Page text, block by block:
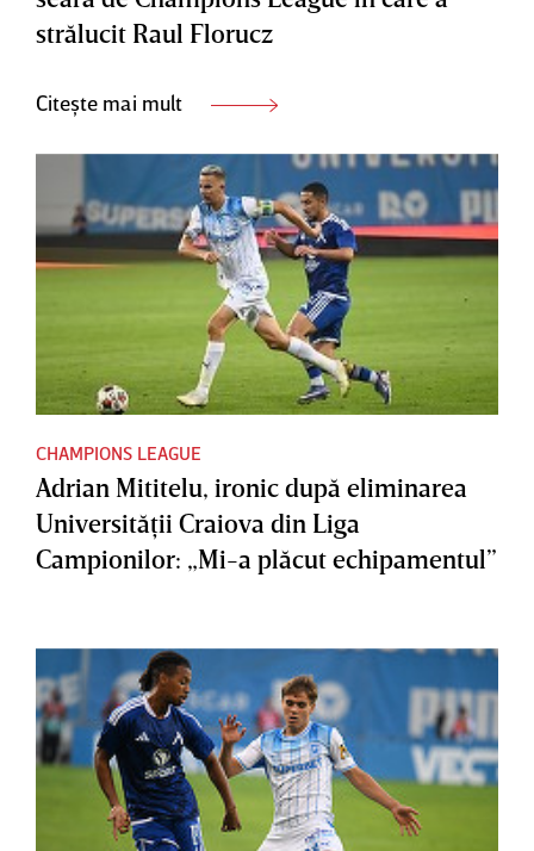
strălucit Raul Florucz
Citește mai mult
CHAMPIONS LEAGUE
Adrian Mititelu, ironic după eliminarea
Universităţii Craiova din Liga
Campionilor: „Mi-a plăcut echipamentul”